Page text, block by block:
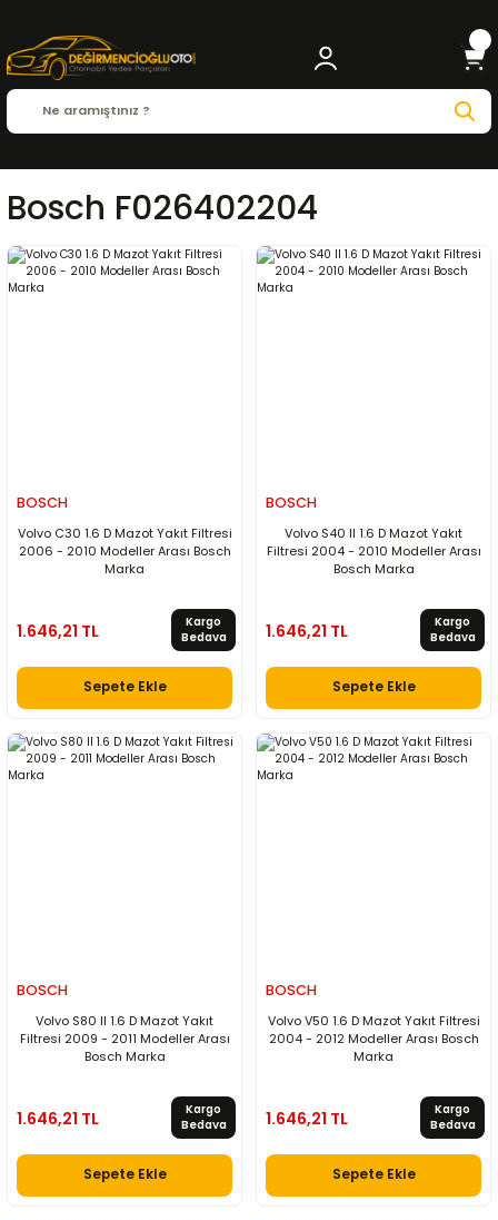
Bosch F026402204
BOSCH
Volvo C30 1.6 D Mazot Yakıt Filtresi
2006 - 2010 Modeller Arası Bosch
Marka
1.646,21 TL
Kargo
Bedava
Sepete Ekle
BOSCH
Volvo S40 II 1.6 D Mazot Yakıt
Filtresi 2004 - 2010 Modeller Arası
Bosch Marka
1.646,21 TL
Kargo
Bedava
Sepete Ekle
BOSCH
Volvo S80 II 1.6 D Mazot Yakıt
Filtresi 2009 - 2011 Modeller Arası
Bosch Marka
1.646,21 TL
Kargo
Bedava
Sepete Ekle
BOSCH
Volvo V50 1.6 D Mazot Yakıt Filtresi
2004 - 2012 Modeller Arası Bosch
Marka
1.646,21 TL
Kargo
Bedava
Sepete Ekle